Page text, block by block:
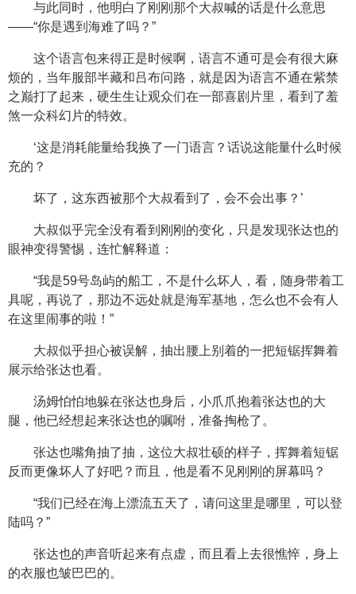
与此同时，他明白了刚刚那个大叔喊的话是什么意思
——“你是遇到海难了吗？”
这个语言包来得正是时候啊，语言不通可是会有很大麻
烦的，当年服部半藏和吕布问路，就是因为语言不通在紫禁
之巅打了起来，硬生生让观众们在一部喜剧片里，看到了羞
煞一众科幻片的特效。
‘这是消耗能量给我换了一门语言？话说这能量什么时候
充的？
坏了，这东西被那个大叔看到了，会不会出事？’
大叔似乎完全没有看到刚刚的变化，只是发现张达也的
眼神变得警惕，连忙解释道：
“我是59号岛屿的船工，不是什么坏人，看，随身带着工
具呢，再说了，那边不远处就是海军基地，怎么也不会有人
在这里闹事的啦！”
大叔似乎担心被误解，抽出腰上别着的一把短锯挥舞着
展示给张达也看。
汤姆怕怕地躲在张达也身后，小爪爪抱着张达也的大
腿，他已经想起来张达也的嘱咐，准备掏枪了。
张达也嘴角抽了抽，这位大叔壮硕的样子，挥舞着短锯
反而更像坏人了好吧？而且，他是看不见刚刚的屏幕吗？
“我们已经在海上漂流五天了，请问这里是哪里，可以登
陆吗？”
张达也的声音听起来有点虚，而且看上去很憔悴，身上
的衣服也皱巴巴的。